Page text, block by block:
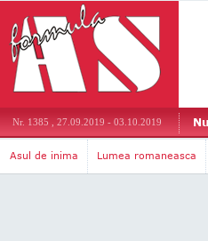
Nr. 1385 , 27.09.2019 - 03.10.2019
Asul de inima Lumea romaneasca